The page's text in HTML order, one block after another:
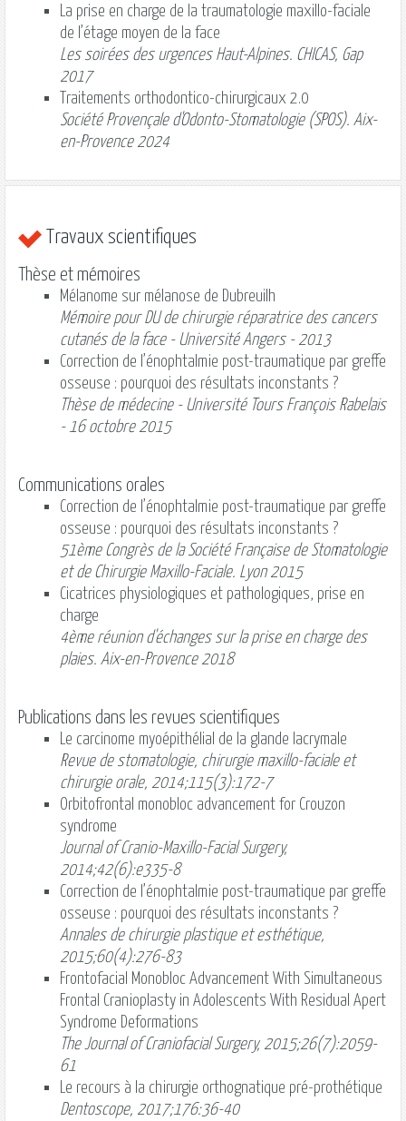
La prise en charge de la traumatologie maxillo-faciale
de l’étage moyen de la face
Les soirées des urgences Haut-Alpines. CHICAS, Gap
2017
Traitements orthodontico-chirurgicaux 2.0
Société Provençale d'Odonto-Stomatologie (SPOS). Aix-
en-Provence 2024
Travaux scientifiques
Thèse et mémoires
Mélanome sur mélanose de Dubreuilh
Mémoire pour DU de chirurgie réparatrice des cancers
cutanés de la face - Université Angers - 2013
Correction de l’énophtalmie post-traumatique par greffe
osseuse : pourquoi des résultats inconstants ?
Thèse de médecine - Université Tours François Rabelais
- 16 octobre 2015
Communications orales
Correction de l’énophtalmie post-traumatique par greffe
osseuse : pourquoi des résultats inconstants ?
51ème Congrès de la Société Française de Stomatologie
et de Chirurgie Maxillo-Faciale. Lyon 2015
Cicatrices physiologiques et pathologiques, prise en
charge
4ème réunion d'échanges sur la prise en charge des
plaies. Aix-en-Provence 2018
Publications dans les revues scientifiques
Le carcinome myoépithélial de la glande lacrymale
Revue de stomatologie, chirurgie maxillo-faciale et
chirurgie orale, 2014;115(3):172-7
Orbitofrontal monobloc advancement for Crouzon
syndrome
Journal of Cranio-Maxillo-Facial Surgery,
2014;42(6):e335-8
Correction de l’énophtalmie post-traumatique par greffe
osseuse : pourquoi des résultats inconstants ?
Annales de chirurgie plastique et esthétique,
2015;60(4):276-83
Frontofacial Monobloc Advancement With Simultaneous
Frontal Cranioplasty in Adolescents With Residual Apert
Syndrome Deformations
The Journal of Craniofacial Surgery, 2015;26(7):2059-
61
Le recours à la chirurgie orthognatique pré-prothétique
Dentoscope, 2017;176:36-40